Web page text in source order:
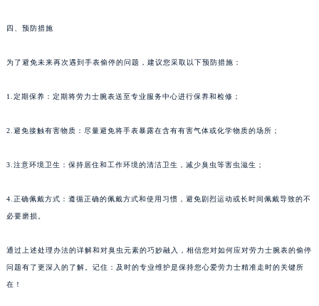
四、预防措施
为了避免未来再次遇到手表偷停的问题，建议您采取以下预防措施：
1.定期保养：定期将劳力士腕表送至专业服务中心进行保养和检修；
2.避免接触有害物质：尽量避免将手表暴露在含有有害气体或化学物质的场所；
3.注意环境卫生：保持居住和工作环境的清洁卫生，减少臭虫等害虫滋生；
4.正确佩戴方式：遵循正确的佩戴方式和使用习惯，避免剧烈运动或长时间佩戴导致的不
必要磨损。
通过上述处理办法的详解和对臭虫元素的巧妙融入，相信您对如何应对劳力士腕表的偷停
问题有了更深入的了解。记住：及时的专业维护是保持您心爱劳力士精准走时的关键所
在！